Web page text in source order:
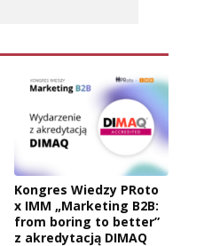
Kongres Wiedzy PRoto
x IMM „Marketing B2B:
from boring to better”
z akredytacją DIMAQ